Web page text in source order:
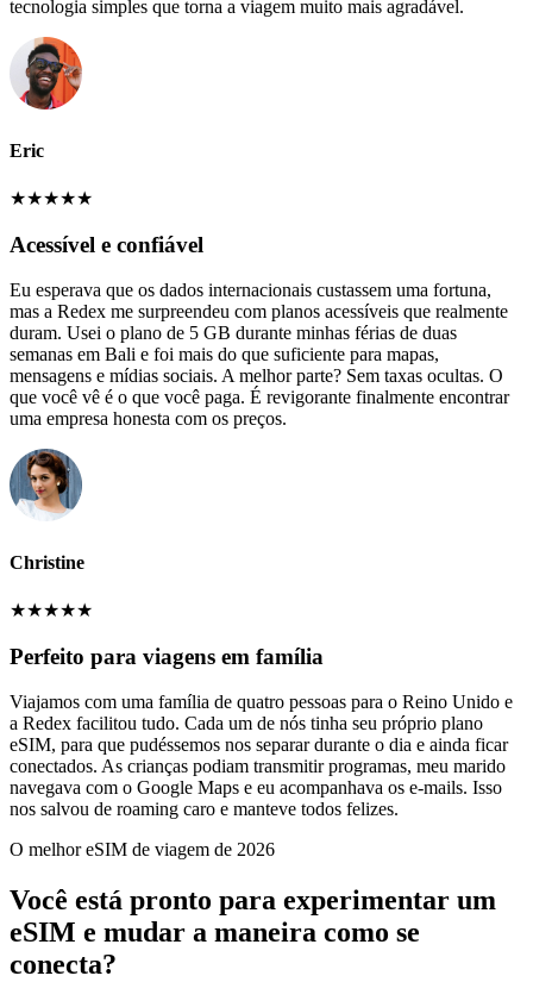
tecnologia simples que torna a viagem muito mais agradável.
Eric
★★★★★
Acessível e confiável
Eu esperava que os dados internacionais custassem uma fortuna,
mas a Redex me surpreendeu com planos acessíveis que realmente
duram. Usei o plano de 5 GB durante minhas férias de duas
semanas em Bali e foi mais do que suficiente para mapas,
mensagens e mídias sociais. A melhor parte? Sem taxas ocultas. O
que você vê é o que você paga. É revigorante finalmente encontrar
uma empresa honesta com os preços.
Christine
★★★★★
Perfeito para viagens em família
Viajamos com uma família de quatro pessoas para o Reino Unido e
a Redex facilitou tudo. Cada um de nós tinha seu próprio plano
eSIM, para que pudéssemos nos separar durante o dia e ainda ficar
conectados. As crianças podiam transmitir programas, meu marido
navegava com o Google Maps e eu acompanhava os e-mails. Isso
nos salvou de roaming caro e manteve todos felizes.
O melhor eSIM de viagem de 2026
Você está pronto para experimentar um
eSIM e mudar a maneira como se
conecta?